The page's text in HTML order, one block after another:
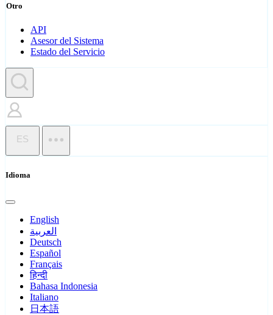
Otro
API
Asesor del Sistema
Estado del Servicio
ES
Idioma
English
العربية
Deutsch
Español
Français
हिन्दी
Bahasa Indonesia
Italiano
日本語